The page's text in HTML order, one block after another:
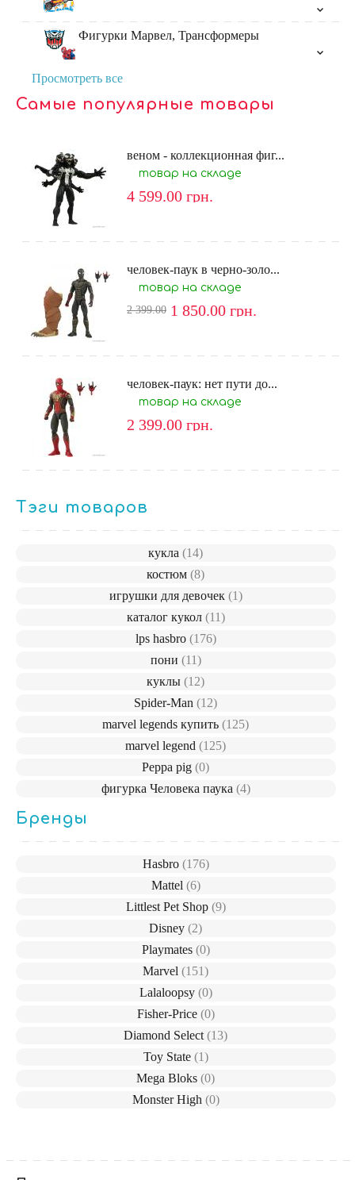
Фигурки Марвел, Трансформеры
Просмотреть все
Самые популярные товары
веном - коллекционная фиг...
товар на складе
4 599.00 грн.
человек-паук в черно-золо...
товар на складе
2 399.00 1 850.00 грн.
человек-паук: нет пути до...
товар на складе
2 399.00 грн.
Тэги товаров
кукла(14)
костюм(8)
игрушки для девочек (1)
каталог кукол (11)
lps hasbro (176)
пони (11)
куклы(12)
Spider-Man(12)
marvel legends купить(125)
marvel legend(125)
Peppa pig(0)
фигурка Человека паука (4)
Бренды
Hasbro (176)
Mattel (6)
Littlest Pet Shop (9)
Disney(2)
Playmates (0)
Marvel(151)
Lalaloopsy (0)
Fisher-Price (0)
Diamond Select(13)
Toy State (1)
Mega Bloks(0)
Monster High (0)